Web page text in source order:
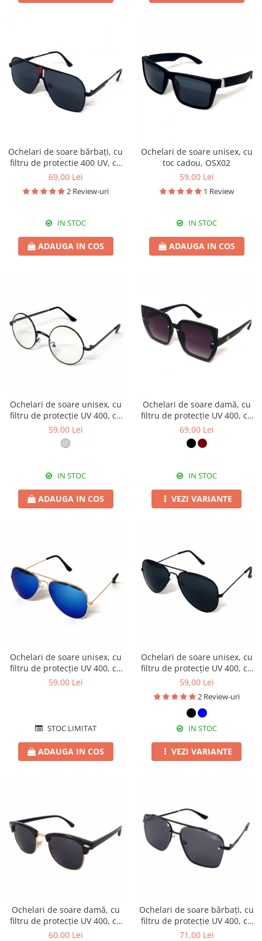
Ochelari de soare bărbați, cu
filtru de protectie 400 UV, cu
toc cadou, OSB16
69,00 Lei
2 Review-uri
IN STOC
ADAUGA IN COS
Ochelari de soare unisex, cu
toc cadou, OSX02
59,00 Lei
1 Review
IN STOC
ADAUGA IN COS
Ochelari de soare unisex, cu
filtru de protecție UV 400, cu
toc cadou, OSX34
59,00 Lei
IN STOC
ADAUGA IN COS
Ochelari de soare damă, cu
filtru de protecție UV 400, cu
toc cadou, OSD34
69,00 Lei
IN STOC
VEZI VARIANTE
Ochelari de soare unisex, cu
filtru de protecție UV 400, cu
toc cadou, OSX10
59,00 Lei
STOC LIMITAT
ADAUGA IN COS
Ochelari de soare unisex, cu
filtru de protecție UV 400, cu
toc cadou, OSX11
59,00 Lei
2 Review-uri
IN STOC
VEZI VARIANTE
Ochelari de soare damă, cu
filtru de protecție UV 400, cu
toc cadou, OSD38
60,00 Lei
Ochelari de soare bărbați, cu
filtru de protecție UV 400, cu
toc cadou, OSB36
71,00 Lei